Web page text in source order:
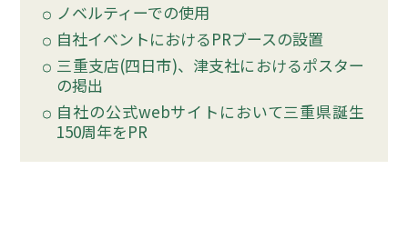
ノベルティーでの使用
自社イベントにおけるPRブースの設置
三重支店(四日市)、津支社におけるポスター
の掲出
自社の公式webサイトにおいて三重県誕生
150周年をPR